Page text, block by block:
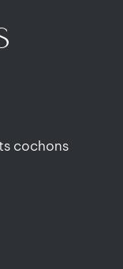
cochons